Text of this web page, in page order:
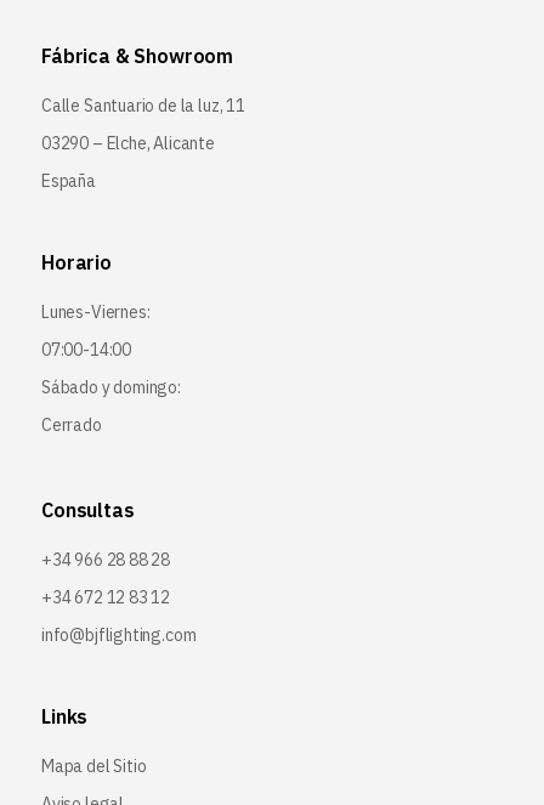
Fábrica & Showroom
Calle Santuario de la luz, 11
03290 – Elche, Alicante
España
Horario
Lunes-Viernes:
07:00-14:00
Sábado y domingo:
Cerrado
Consultas
+34 966 28 88 28
+34 672 12 83 12
info@bjflighting.com
Links
Mapa del Sitio